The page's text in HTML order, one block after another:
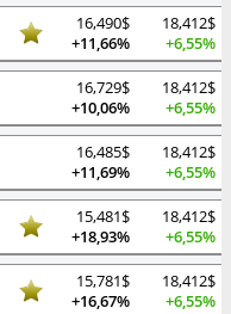
16,490$
18,412$
+11,66% +6,55%
16,729$
18,412$
+10,06% +6,55%
16,485$
18,412$
+11,69% +6,55%
15,481$
18,412$
+18,93% +6,55%
15,781$
18,412$
+16,67% +6,55%